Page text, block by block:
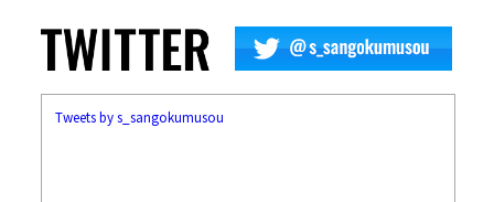
Tweets by s_sangokumusou